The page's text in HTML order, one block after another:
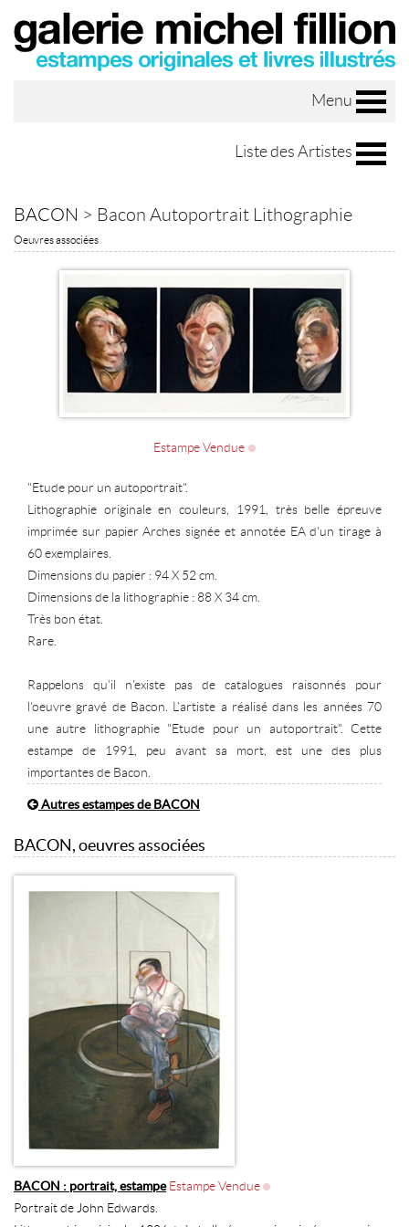
Menu
Liste des Artistes
BACON > Bacon Autoportrait Lithographie
Oeuvres associées
Estampe Vendue
"Etude pour un autoportrait".
Lithographie originale en couleurs, 1991, très belle épreuve
imprimée sur papier Arches signée et annotée EA d'un tirage à
60 exemplaires.
Dimensions du papier : 94 X 52 cm.
Dimensions de la lithographie : 88 X 34 cm.
Très bon état.
Rare.
Rappelons qu'il n'existe pas de catalogues raisonnés pour
l'oeuvre gravé de Bacon. L'artiste a réalisé dans les années 70
une autre lithographie "Etude pour un autoportrait". Cette
estampe de 1991, peu avant sa mort, est une des plus
importantes de Bacon.
Autres estampes de BACON
BACON, oeuvres associées
BACON : portrait, estampe Estampe Vendue
Portrait de John Edwards.